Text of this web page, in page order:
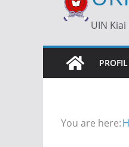
UIN
PROFIL
You are here: